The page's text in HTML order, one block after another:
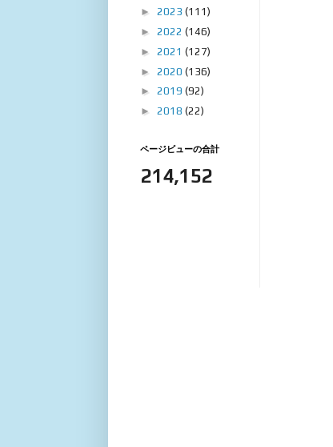
► 2023 (111)
► 2022 (146)
► 2021 (127)
► 2020 (136)
► 2019 (92)
► 2018 (22)
ページビューの合計
214,152